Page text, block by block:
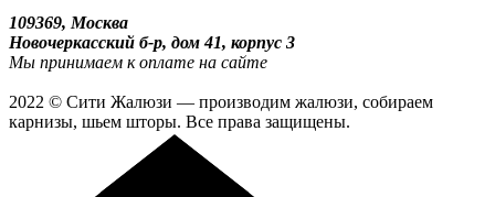
109369, Москва
Новочеркасский б-р, дом 41, корпус 3
Мы принимаем к оплате на сайте
2022 © Сити Жалюзи — производим жалюзи, собираем
карнизы, шьем шторы. Все права защищены.